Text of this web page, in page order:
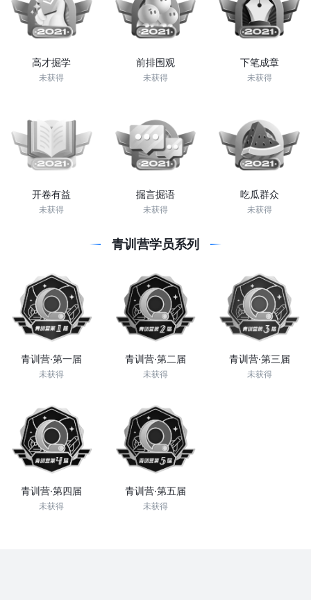
高才掘学
未获得
前排围观
未获得
下笔成章
未获得
开卷有益
未获得
掘言掘语
未获得
吃瓜群众
未获得
青训营学员系列
青训营·第一届
未获得
青训营·第二届
未获得
青训营·第三届
未获得
青训营·第四届
未获得
青训营·第五届
未获得